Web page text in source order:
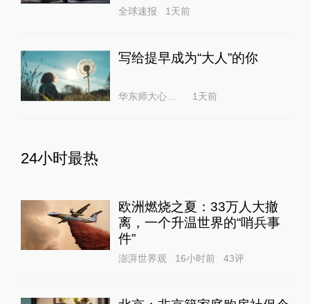
全球速报 1天前
写给提早成为“大人”的你
华东师大心理健康教育与咨询中心 1天前
24小时最热
欧洲燃烧之夏：33万人大撤
离，一个升温世界的“哨兵事
件”
澎湃世界观 16小时前 43评